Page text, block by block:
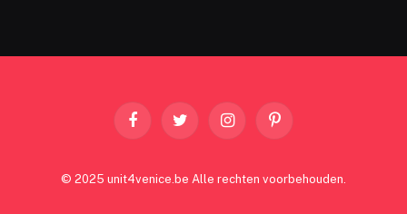
FacebookTwitter InstagramPinterest
© 2025 unit4venice.be Alle rechten voorbehouden.